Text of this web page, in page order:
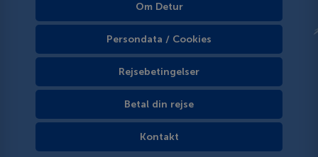
Om Detur
Persondata / Cookies
Rejsebetingelser
Betal din rejse
Kontakt